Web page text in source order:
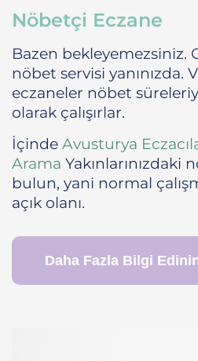
Nöbetçi Eczane
Bazen bekleyemezsiniz.
nöbet servisi yanınızda.
eczaneler nöbet
olarak çalışırlar.
İçinde Avusturya
Arama Yakınlarınızdaki
bulun, yani normal
açık olanı.
Daha Fazla Bilgi